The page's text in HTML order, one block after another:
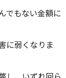
でもない金額に
に弱くなりま